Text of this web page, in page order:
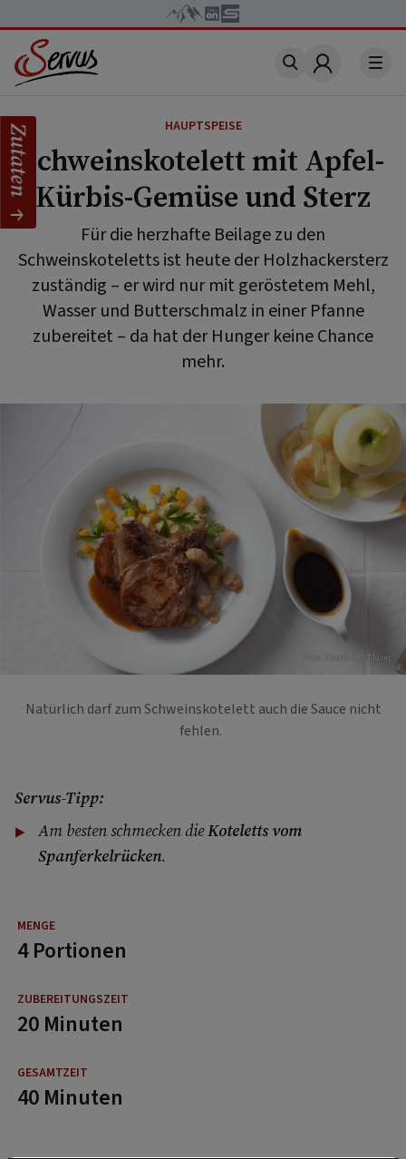
Account
HAUPTSPEISE
Schweinskotelett mit Apfel-
Kürbis-Gemüse und Sterz
Für die herzhafte Beilage zu den
Schweinskoteletts ist heute der Holzhackersterz
zuständig – er wird nur mit geröstetem Mehl,
Wasser und Butterschmalz in einer Pfanne
zubereitet – da hat der Hunger keine Chance
mehr.
Foto: Eisenhut & Mayer
Natürlich darf zum Schweinskotelett auch die Sauce nicht
fehlen.
Servus-Tipp:
Am besten schmecken dieKoteletts vom
Spanferkelrücken.
4 Portionen
20 Minuten
40 Minuten
Zutaten